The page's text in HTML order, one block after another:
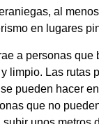
al
en lugares
a personas
limpio. Las
pueden hacer
que no